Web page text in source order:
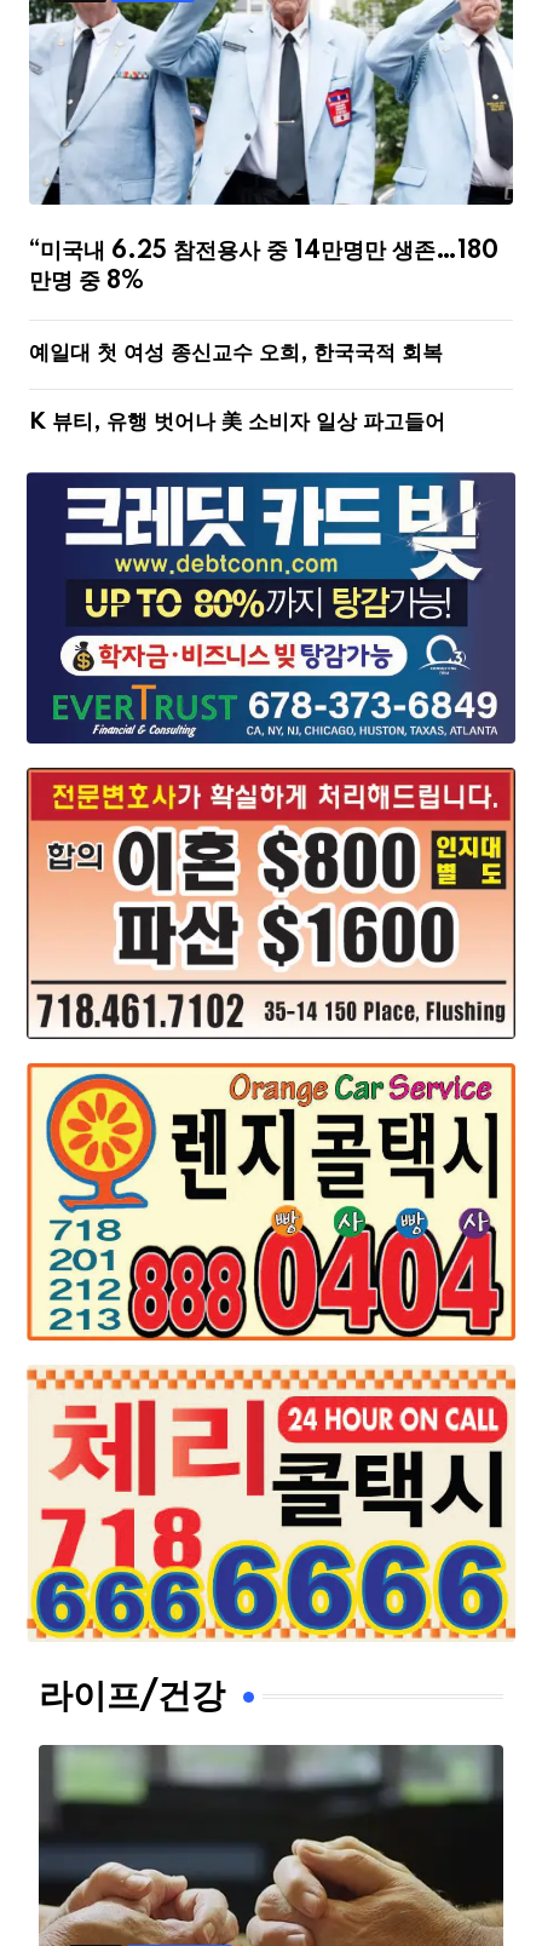
“미국내 6.25 참전용사 중 14만명만 생존…180
만명 중 8%
예일대 첫 여성 종신교수 오희, 한국국적 회복
K 뷰티, 유행 벗어나 美 소비자 일상 파고들어
라이프/건강